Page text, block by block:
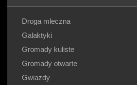
Droga mleczna
Galaktyki
Gromady kuliste
Gromady otwarte
Gwiazdy